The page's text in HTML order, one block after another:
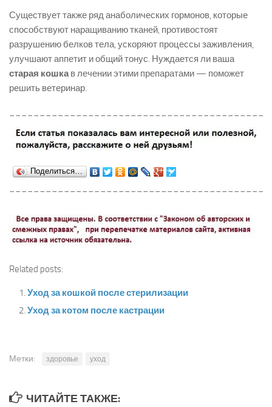
Существует также ряд анаболических гормонов, которые
способствуют наращиванию тканей, противостоят
разрушению белков тела, ускоряют процессы заживления,
улучшают аппетит и общий тонус. Нуждается ли ваша
старая кошкав лечении этими препаратами — поможет
решить ветеринар.
Поделиться…
Related posts:
Уход за кошкой после стерилизации
Уход за котом после кастрации
Метки: здоровье уход
ЧИТАЙТЕ ТАКЖЕ: